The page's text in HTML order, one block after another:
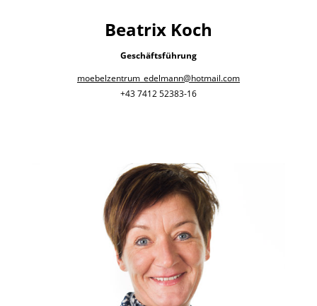
Beatrix Koch
Geschäftsführung
moebelzentrum_edelmann@hotmail.com
+43 7412 52383-16